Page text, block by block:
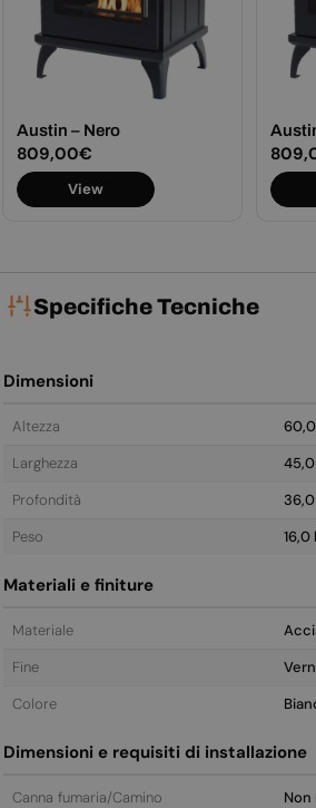
Austin – Nero
Prezzo
normale
809,00€
View
Specifiche Tecniche
Dimensioni
Altezza
Larghezza
Profondità
Peso
Materiali e finiture
Materiale
Fine
Colore
Dimensioni e requisiti di installazione
Canna fumaria/Camino